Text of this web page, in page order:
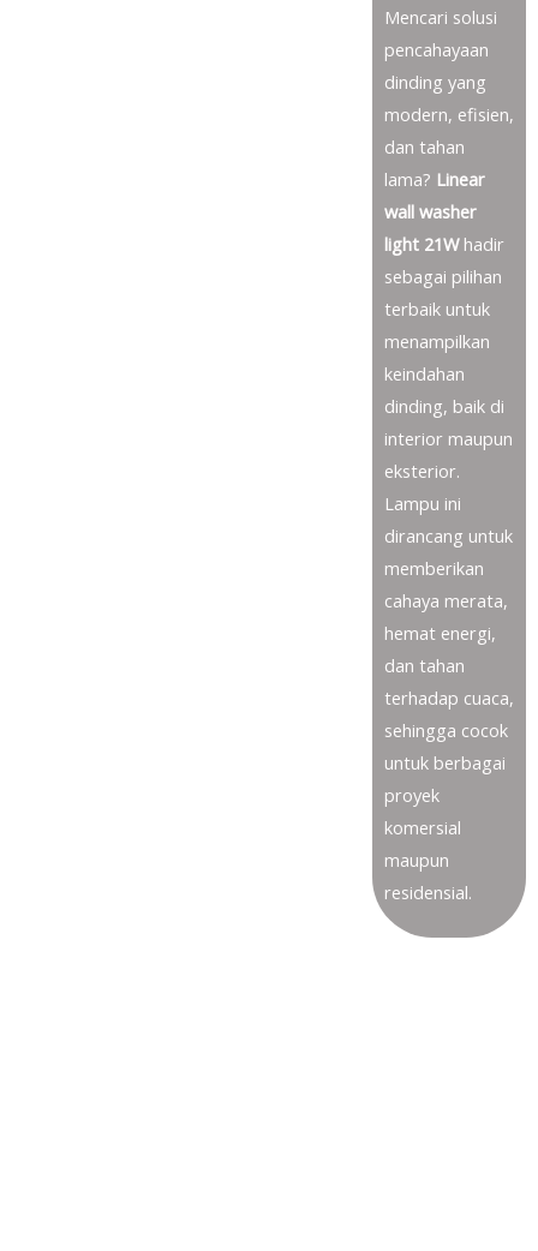
Mencari solusi
pencahayaan
dinding yang
modern, efisien,
dan tahan
lama? Linear
wall washer
light 21Whadir
sebagai pilihan
terbaik untuk
menampilkan
keindahan
dinding, baik di
interior maupun
eksterior.
Lampu ini
dirancang untuk
memberikan
cahaya merata,
hemat energi,
dan tahan
terhadap cuaca,
sehingga cocok
untuk berbagai
proyek
komersial
maupun
residensial.